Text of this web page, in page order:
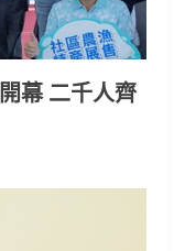
幕 二千人齊